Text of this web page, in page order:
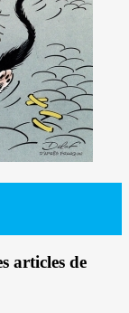
articles de